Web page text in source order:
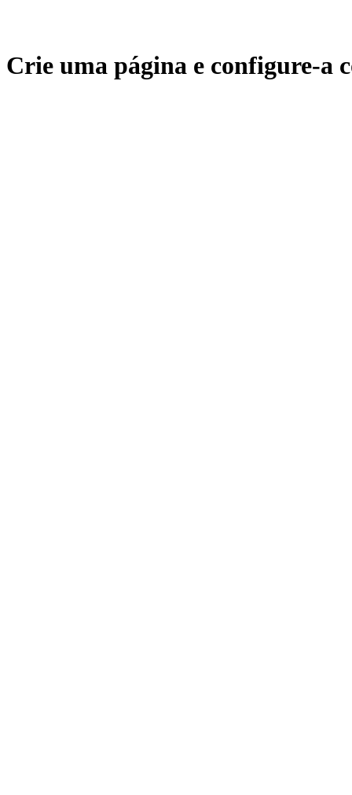
Crie uma página e configure-a